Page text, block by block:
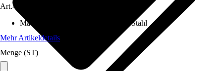
Art.-Nr.
Material Klinge
Chrom-Vanadium-Stahl
Mehr Artikeldetails
Menge (ST)